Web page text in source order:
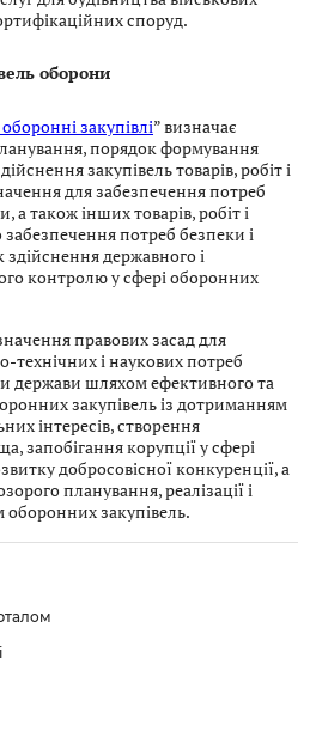
споруд.
оборони
закупівлі” визначає
порядок формування
закупівель товарів, робіт і
для забезпечення потреб
а також інших товарів, робіт і
потреб безпеки і
державного і
контролю у сфері оборонних
правових засад для
технічних і наукових потреб
держави шляхом ефективного та
закупівель із дотриманням
інтересів, створення
запобігання корупції у сфері
добросовісної конкуренції, а
планування, реалізації і
закупівель.